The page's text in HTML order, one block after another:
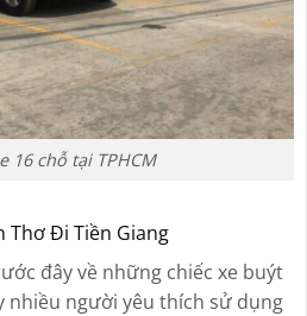
16 chỗ tại TPHCM
Thơ Đi Tiền Giang
đây về những chiếc xe buýt
nhiều người yêu thích sử dụng